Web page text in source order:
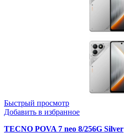
Быстрый просмотр
Добавить в избранное
TECNO POVA 7 neo 8/256G Silver